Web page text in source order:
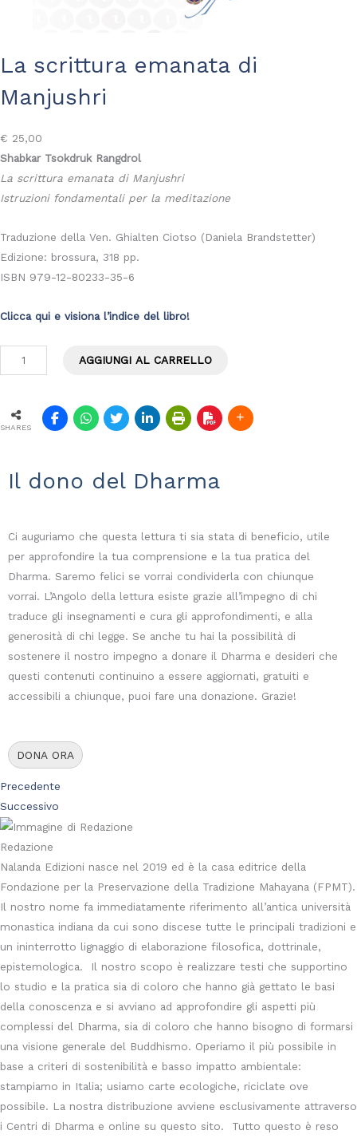
La scrittura emanata di
Manjushri
€ 25,00
Shabkar Tsokdruk Rangdrol
La scrittura emanata di Manjushri
Istruzioni fondamentali per la meditazione
Traduzione della Ven. Ghialten Ciotso (Daniela Brandstetter)
Edizione: brossura, 318 pp.
ISBN 979-12-80233-35-6
Clicca qui e visiona l’indice del libro!
a
r
m
M
n
j
u
s
h
r
q
u
a
n
t
i
t
à
AGGIUNGI AL CARRELLO
SHARES
Il dono del Dharma
Ci auguriamo che questa lettura ti sia stata di beneficio, utile
per approfondire la tua comprensione e la tua pratica del
Dharma. Saremo felici se vorrai condividerla con chiunque
vorrai. L’Angolo della lettura esiste grazie all’impegno di chi
traduce gli insegnamenti e cura gli approfondimenti, e alla
generosità di chi legge. Se anche tu hai la possibilità di
sostenere il nostro impegno a donare il Dharma e desideri che
questi contenuti continuino a essere aggiornati, gratuiti e
accessibili a chiunque, puoi fare una donazione. Grazie!
DONA ORA
Precedente
Successivo
Redazione
Nalanda Edizioni nasce nel 2019 ed è la casa editrice della
Fondazione per la Preservazione della Tradizione Mahayana (FPMT).
Il nostro nome fa immediatamente riferimento all’antica università
monastica indiana da cui sono discese tutte le principali tradizioni e
un ininterrotto lignaggio di elaborazione filosofica, dottrinale,
epistemologica. Il nostro scopo è realizzare testi che supportino
lo studio e la pratica sia di coloro che hanno già gettato le basi
della conoscenza e si avviano ad approfondire gli aspetti più
complessi del Dharma, sia di coloro che hanno bisogno di formarsi
una visione generale del Buddhismo. Operiamo il più possibile in
base a criteri di sostenibilità e basso impatto ambientale:
stampiamo in Italia; usiamo carte ecologiche, riciclate ove
possibile. La nostra distribuzione avviene esclusivamente attraverso
i Centri di Dharma e online su questo sito. Tutto questo è reso